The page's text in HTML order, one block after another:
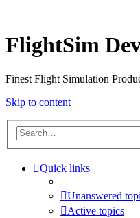
FlightSim
Finest Flight Simulation
Skip to content
Quick links
Unanswered
Active topics